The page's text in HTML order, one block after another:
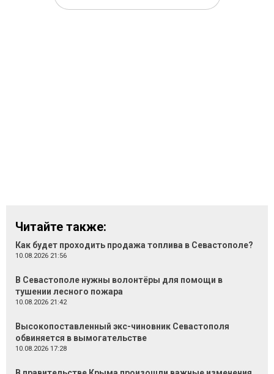
Читайте также:
Как будет проходить продажа топлива в Севастополе?
10.08.2026 21:56
В Севастополе нужны волонтёры для помощи в
тушении лесного пожара
10.08.2026 21:42
Высокопоставленный экс-чиновник Севастополя
обвиняется в вымогательстве
10.08.2026 17:28